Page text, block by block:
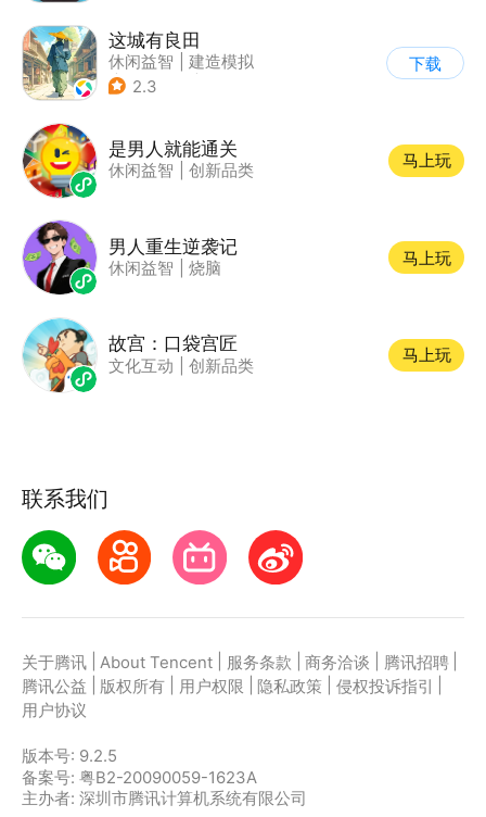
这城有良田
休闲益智
建造模拟
| 架空历史
2.3
下载
是男人就能通关
休闲益智 创新品类
马上玩
男人重生逆袭记
休闲益智 烧脑
马上玩
故宫：口袋宫匠
文化互动 创新品类
马上玩
联系我们
关于腾讯 About Tencent 服务条款 商务洽谈 腾讯招聘
腾讯公益
版权所有 用户权限 隐私政策 侵权投诉指引
用户协议
版本号: 9.2.5
备案号: 粤B2-20090059-1623A
主办者: 深圳市腾讯计算机系统有限公司